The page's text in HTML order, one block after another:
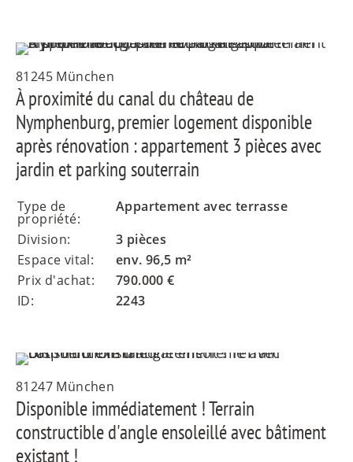
81245 München
À proximité du canal du château de
Nymphenburg, premier logement disponible
après rénovation : appartement 3 pièces avec
jardin et parking souterrain
Type de
propriété:
Appartement avec terrasse
Division:
3 pièces
Espace vital:
env. 96,5 m²
Prix d'achat:
790.000 €
ID:
2243
81247 München
Disponible immédiatement ! Terrain
constructible d'angle ensoleillé avec bâtiment
existant !